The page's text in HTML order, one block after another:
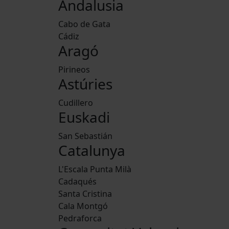
Andalusia
Cabo de Gata
Cádiz
Aragó
Pirineos
Astúries
Cudillero
Euskadi
San Sebastián
Catalunya
L'Escala Punta Milà
Cadaqués
Santa Cristina
Cala Montgó
Pedraforca